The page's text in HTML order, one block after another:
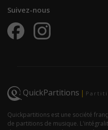
Suivez-nous
QuickPartitions |
Quickpartitions est une société
de partitions de musique.